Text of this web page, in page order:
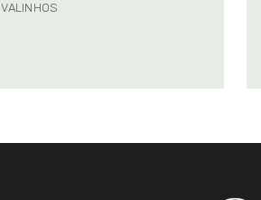
VALINHOS